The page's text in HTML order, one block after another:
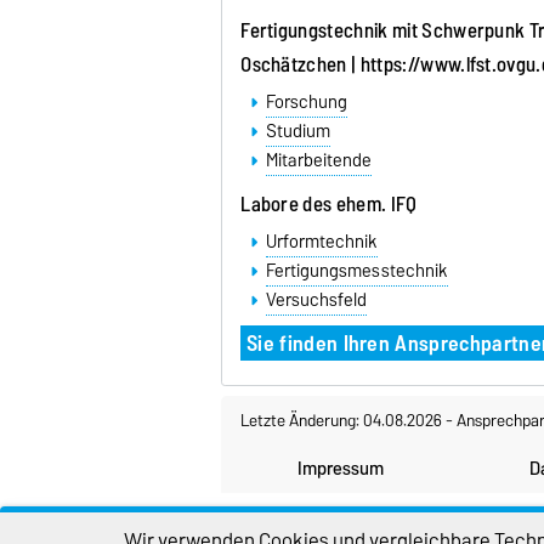
Fertigungstechnik mit Schwerpunk
Oschätzchen | https://
Forschung
Studium
Mitarbeitende
Labore des ehem. IFQ
Urformtechnik
Fertigungsmesstechnik
Versuchsfeld
Sie finden Ihren
Letzte Änderung: 04.08.2026-
Impressum